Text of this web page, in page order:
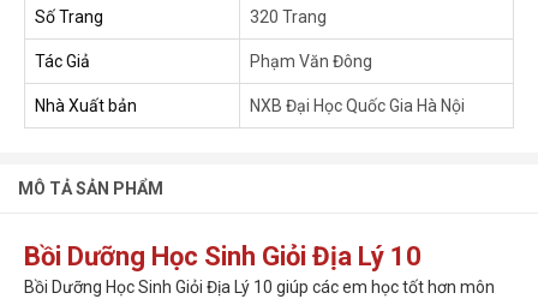
Số Trang 320 Trang
Tác Giả Phạm Văn Đông
Nhà Xuất bản NXB Đại Học Quốc Gia Hà Nội
MÔ TẢ SẢN PHẨM
Bồi Dưỡng Học Sinh Giỏi Địa Lý 10
Bồi Dưỡng Học Sinh Giỏi Địa Lý 10 giúp các em học tốt hơn môn